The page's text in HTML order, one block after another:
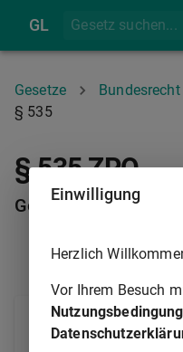
GL
Gesetze
§ 535
§ 535 ZPO
Gerichtliches
Das im ersten
Geständnis behält
Einwilligung
Herzlich
Vor Ihrem Besuch